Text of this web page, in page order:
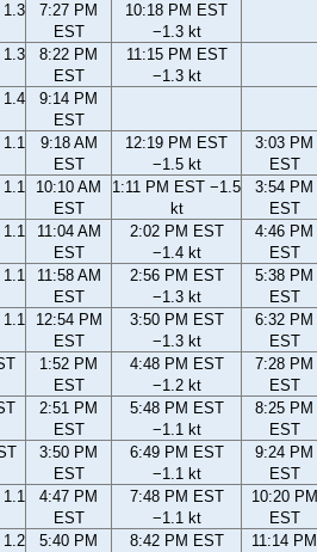
1.3
7:27 PM
EST
10:18 PM EST
−1.3 kt
1.3
8:22 PM
EST
11:15 PM EST
−1.3 kt
1.4
9:14 PM
EST
9:18 AM
EST
12:19 PM EST
−1.5 kt
3:03 PM
EST
10:10 AM
EST
1:11 PM EST −1.5
kt
3:54 PM
EST
11:04 AM
EST
2:02 PM EST
−1.4 kt
4:46 PM
EST
11:58 AM
EST
2:56 PM EST
−1.3 kt
5:38 PM
EST
12:54 PM
EST
3:50 PM EST
−1.3 kt
6:32 PM
EST
1:52 PM
EST
4:48 PM EST
−1.2 kt
7:28 PM
EST
2:51 PM
EST
5:48 PM EST
−1.1 kt
8:25 PM
EST
3:50 PM
EST
6:49 PM EST
−1.1 kt
9:24 PM
EST
1.1
4:47 PM
EST
7:48 PM EST
−1.1 kt
10:20 PM
EST
1.2
5:40 PM
8:42 PM EST
11:14 PM